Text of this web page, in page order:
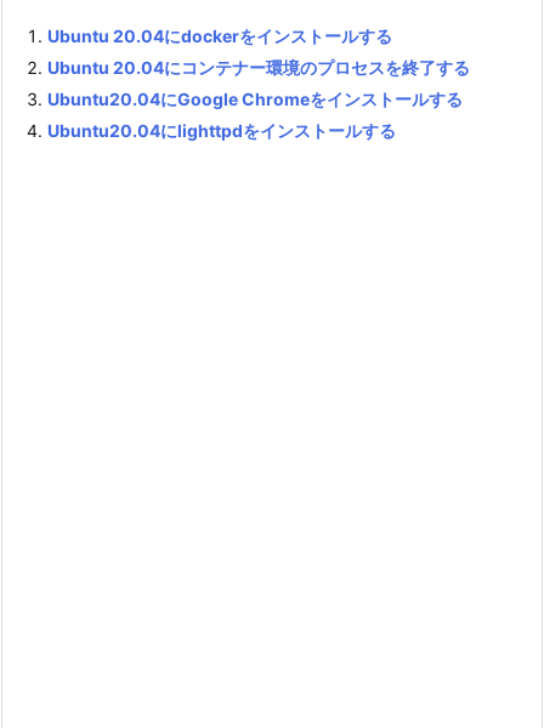
Ubuntu 20.04にdockerをインストールする
Ubuntu 20.04にコンテナー環境のプロセスを終了する
Ubuntu20.04にGoogle Chromeをインストールする
Ubuntu20.04にlighttpdをインストールする